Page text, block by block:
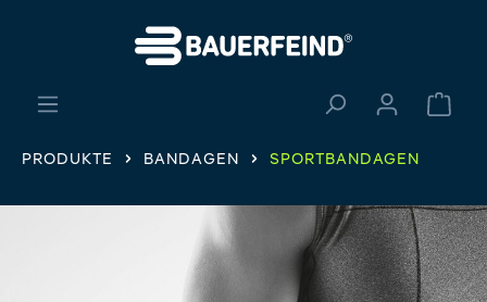
PRODUKTE BANDAGEN SPORTBANDAGEN